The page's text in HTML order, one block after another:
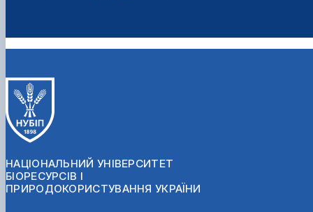
НАЦІОНАЛЬНИЙ УНІВЕРСИТЕТ
БІОРЕСУРСІВ І
ПРИРОДОКОРИСТУВАННЯ УКРАЇНИ